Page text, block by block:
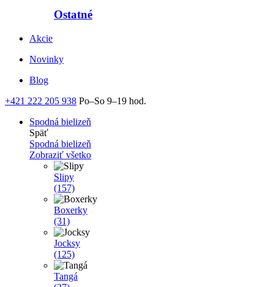
Ostatné
Akcie
Novinky
Blog
+421 222 205 938 Po–So 9–19 hod.
Spodná bielizeň
Späť
Spodná bielizeň
Zobraziť všetko
Slipy
(157)
Boxerky
(31)
Jocksy
(125)
Tangá